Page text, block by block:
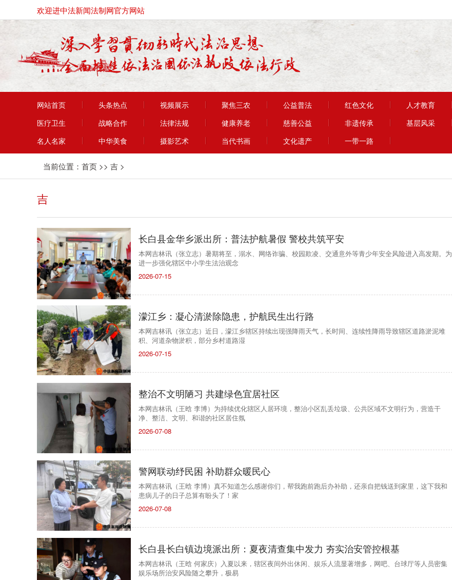
欢迎进中法新闻法制网官方网站
网站首页 头条热点 视频展示 聚焦三农 公益普法 红色文化 人才教育
医疗卫生
战略合作 法律法规 健康养老 慈善公益 非遗传承 基层风采
名人名家
中华美食 摄影艺术 当代书画 文化遗产 一带一路
当前位置： 首页 >> 吉 >
吉
长白县金华乡派出所：普法护航暑假 警校共筑平安
本网吉林讯（张立志）暑期将至，溺水、网络诈骗、校园欺凌、交通意外等青少年安全风险进入高发期。为
进一步强化辖区中小学生法治观念
2026-07-15
濛江乡：凝心清淤除隐患，护航民生出行路
本网吉林讯（张立志）近日，濛江乡辖区持续出现强降雨天气，长时间、连续性降雨导致辖区道路淤泥堆
积、河道杂物淤积，部分乡村道路湿
2026-07-15
整治不文明陋习 共建绿色宜居社区
本网吉林讯（王晗 李博）为持续优化辖区人居环境，整治小区乱丢垃圾、公共区域不文明行为，营造干
净、整洁、文明、和谐的社区居住氛
2026-07-08
警网联动纾民困 补助群众暖民心
本网吉林讯（王晗 李博）真不知道怎么感谢你们，帮我跑前跑后办补助，还亲自把钱送到家里，这下我和
患病儿子的日子总算有盼头了！家
2026-07-08
长白县长白镇边境派出所：夏夜清查集中发力 夯实治安管控根基
本网吉林讯（王晗 何家庆）入夏以来，辖区夜间外出休闲、娱乐人流显著增多，网吧、台球厅等人员密集
娱乐场所治安风险随之攀升，极易